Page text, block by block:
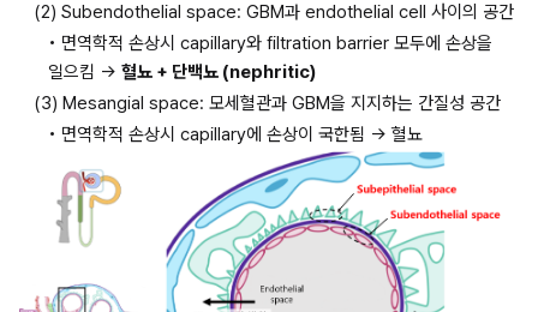
(2) Subendothelial space: GBM과 endothelial cell 사이의 공간
• 면역학적 손상시 capillary와 filtration barrier 모두에 손상을
일으킴 → 혈뇨 + 단백뇨 (nephritic)
(3) Mesangial space: 모세혈관과 GBM을 지지하는 간질성 공간
• 면역학적 손상시 capillary에 손상이 국한됨 → 혈뇨